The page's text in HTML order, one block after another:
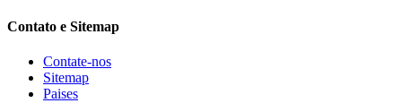
Contato e Sitemap
Contate-nos
Sitemap
Paises